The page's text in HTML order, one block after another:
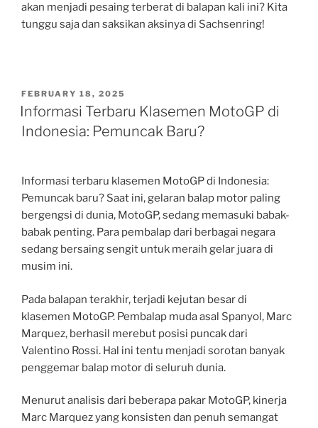
akan menjadi pesaing terberat di balapan kali ini? Kita
tunggu saja dan saksikan aksinya di Sachsenring!
POSTED
ON
FEBRUARY 18, 2025
Informasi Terbaru Klasemen MotoGP di
Indonesia: Pemuncak Baru?
Informasi terbaru klasemen MotoGP di Indonesia:
Pemuncak baru? Saat ini, gelaran balap motor paling
bergengsi di dunia, MotoGP, sedang memasuki babak-
babak penting. Para pembalap dari berbagai negara
sedang bersaing sengit untuk meraih gelar juara di
musim ini.
Pada balapan terakhir, terjadi kejutan besar di
klasemen MotoGP. Pembalap muda asal Spanyol, Marc
Marquez, berhasil merebut posisi puncak dari
Valentino Rossi. Hal ini tentu menjadi sorotan banyak
penggemar balap motor di seluruh dunia.
Menurut analisis dari beberapa pakar MotoGP, kinerja
Marc Marquez yang konsisten dan penuh semangat